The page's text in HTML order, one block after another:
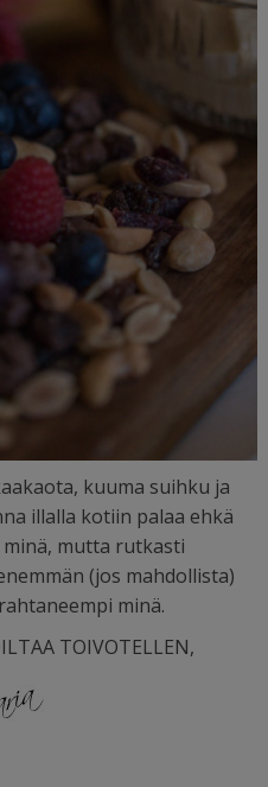
kuuma suihku ja
illalla kotiin palaa ehkä
mutta rutkasti
(jos mahdollista)
minä.
TOIVOTELLEN,